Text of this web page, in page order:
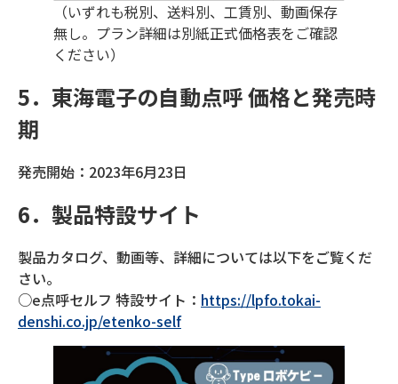
（いずれも税別、送料別、工賃別、動画保存
無し。プラン詳細は別紙正式価格表をご確認
ください）
5．東海電子の自動点呼 価格と発売時
期
発売開始：2023年6月23日
6．製品特設サイト
製品カタログ、動画等、詳細については以下をご覧くだ
さい。
○e点呼セルフ 特設サイト： https://lpfo.tokai-
denshi.co.jp/etenko-self